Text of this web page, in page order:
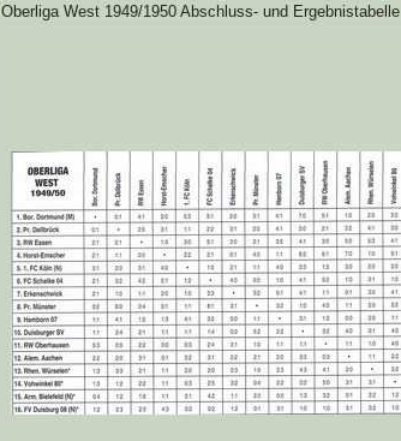
Oberliga West 1949/1950 Abschluss- und Ergebnistabelle